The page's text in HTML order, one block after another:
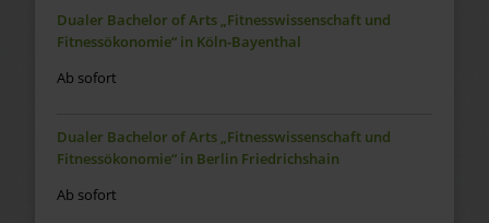
Dualer Bachelor of Arts „Fitnesswissenschaft und
Fitnessökonomie“ in Köln-Bayenthal
Ab sofort
Dualer Bachelor of Arts „Fitnesswissenschaft und
Fitnessökonomie“ in Berlin Friedrichshain
Ab sofort